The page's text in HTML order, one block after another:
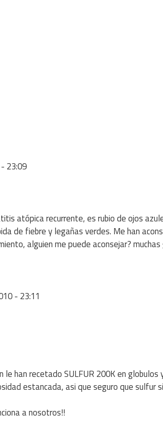
23:09
atópica recurrente, es rubio de ojos
de fiebre y legañas verdes. Me han
alguien me puede aconsejar? muchas
- 23:11
le han recetado SULFUR 200K en
estancada, asi que seguro que sulfur
a nosotros!!